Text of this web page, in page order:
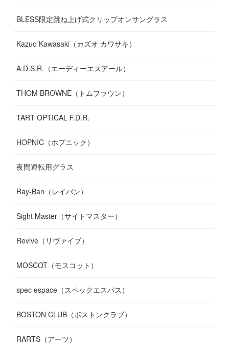
BLESS限定跳ね上げ式クリップオンサングラス
Kazuo Kawasaki（カズオ カワサキ）
A.D.S.R.（エーディーエスアール）
THOM BROWNE（トムブラウン）
TART OPTICAL F.D.R.
HOPNIC（ホプニック）
夜間運転用グラス
Ray-Ban（レイバン）
Sight Master（サイトマスター）
Revive（リヴァイブ）
MOSCOT（モスコット）
spec espace（スペックエスパス）
BOSTON CLUB（ボストンクラブ）
RARTS（アーツ）